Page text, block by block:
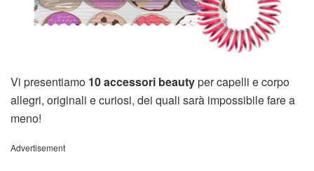
Vi presentiamo 10 accessori beautyper capelli e corpo
allegri, originali e curiosi, dei quali sarà impossibile fare a
meno!
Advertisement